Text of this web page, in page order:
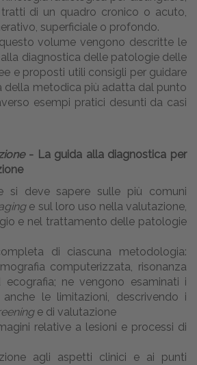
di un quadro cronico o acuto,
superficiale o profondo.
volume vengono descritte le
diagnostica delle patologie delle
e proposti utili consigli per guidare
della metodica più adatta dal punto
esempi pratici desunti da casi
- La guida alla diagnostica per
si deve sapere sulle più comuni
e sul loro uso nella valutazione,
e nel trattamento delle patologie
di ciascuna metodologia:
computerizzata, risonanza
ecografia; ne vengono esaminati i
le limitazioni, descrivendo i
e di valutazione
relative a lesioni e processi di
agli aspetti clinici e ai punti